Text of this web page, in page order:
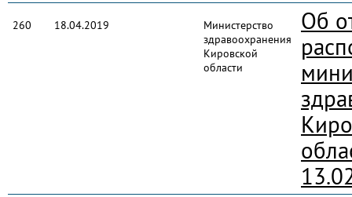
260 18.04.2019
Министерство
здравоохранения
Кировской
области
Об